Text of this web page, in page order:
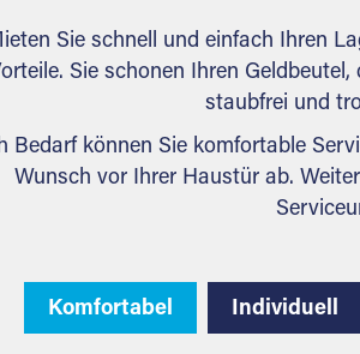
Sie schnell und einfach Ihren
Sie schonen Ihren
staubfrei und
Bedarf können Sie komfortable
Wunsch vor Ihrer Haustür ab.
Komfortabel Individuell